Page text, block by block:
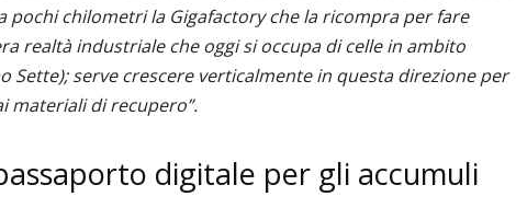
pochi chilometri la Gigafactory che la ricompra per fare
realtà industriale che oggi si occupa di celle in ambito
Sette); serve crescere verticalmente in questa direzione per
materiali di recupero”.
digitale per gli accumuli